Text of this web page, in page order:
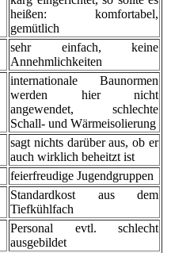
heißen: komfortabel,
gemütlich
sehr einfach, keine
Annehmlichkeiten
internationale Baunormen
werden hier nicht
angewendet, schlechte
Schall- und Wärmeisolierung
sagt nichts darüber aus, ob er
auch wirklich beheitzt ist
feierfreudige Jugendgruppen
Standardkost aus dem
Tiefkühlfach
Personal evtl. schlecht
ausgebildet